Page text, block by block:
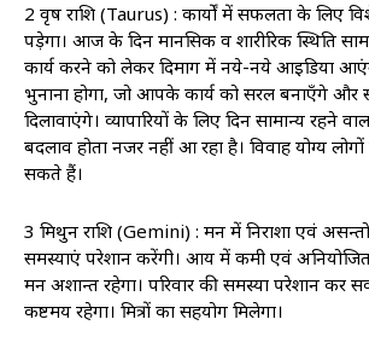
2 वृष राशि (Taurus) : कार्यों में सफलता के लिए
पड़ेगा। आज के दिन मानसिक व शारीरिक स्थिति
कार्य करने को लेकर दिमाग में नये-नये आइडिया
भुनाना होगा, जो आपके कार्य को सरल बनाएँगे और
दिलावाएंगे। व्यापारियों के लिए दिन सामान्य रहने
बदलाव होता नजर नहीं आ रहा है। विवाह योग्य
सकते हैं।
3 मिथुन राशि (Gemini) : मन में निराशा एवं
समस्याएं परेशान करेंगी। आय में कमी एवं
मन अशान्त रहेगा। परिवार की समस्या परेशान कर
कष्टमय रहेगा। मित्रों का सहयोग मिलेगा।